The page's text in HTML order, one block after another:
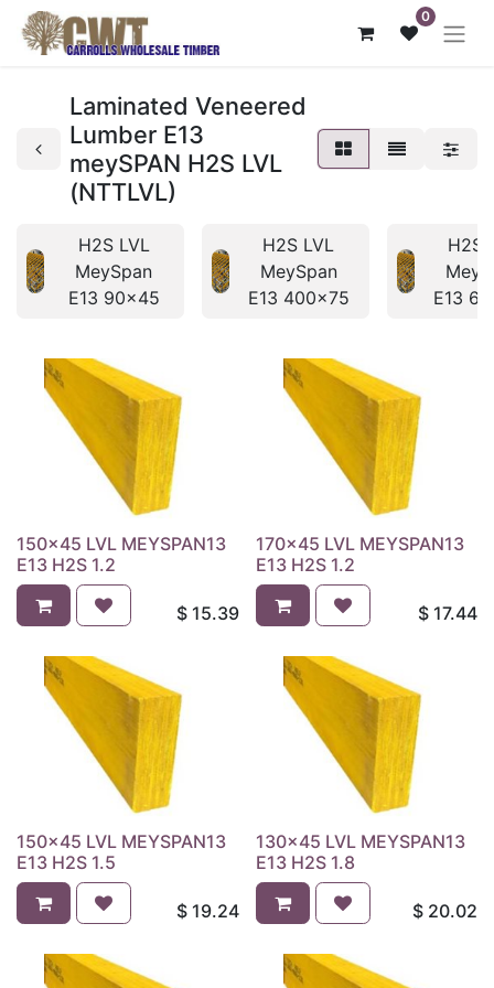
0
Laminated Veneered
Lumber E13
meySPAN H2S LVL
(NTTLVL)
H2S LVL
MeySpan
E13 90x45
H2S LVL
MeySpan
E13 400x75
H2S
E13
150x45 LVL MEYSPAN13
E13 H2S 1.2
$ 15.39
170x45 LVL MEYSPAN13
E13 H2S 1.2
$ 17.44
150x45 LVL MEYSPAN13
E13 H2S 1.5
$ 19.24
130x45 LVL MEYSPAN13
E13 H2S 1.8
$ 20.02